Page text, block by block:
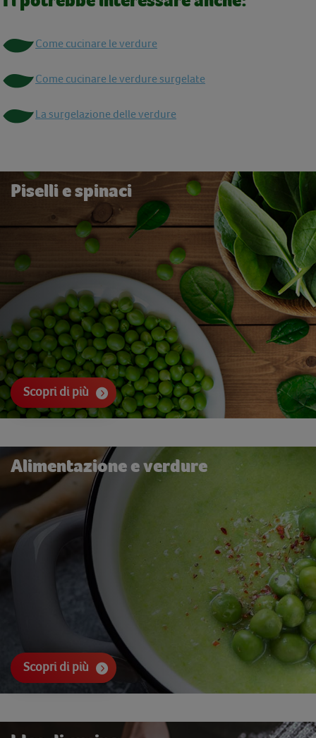
Come cucinare le verdure
Come cucinare le verdure surgelate
La surgelazione delle verdure
Piselli e spinaci
Scopri di più
Alimentazione e verdure
Scopri di più